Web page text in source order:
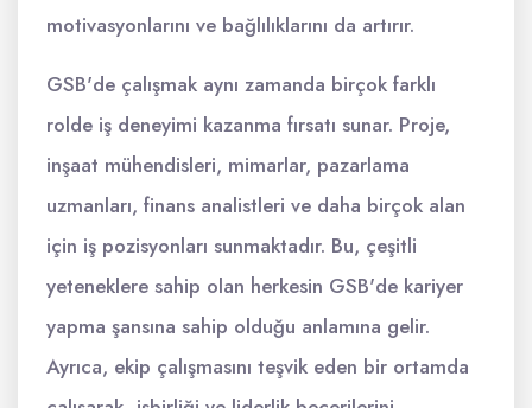
motivasyonlarını ve bağlılıklarını da artırır.
GSB'de çalışmak aynı zamanda birçok farklı
rolde iş deneyimi kazanma fırsatı sunar. Proje,
inşaat mühendisleri, mimarlar, pazarlama
uzmanları, finans analistleri ve daha birçok alan
için iş pozisyonları sunmaktadır. Bu, çeşitli
yeteneklere sahip olan herkesin GSB'de kariyer
yapma şansına sahip olduğu anlamına gelir.
Ayrıca, ekip çalışmasını teşvik eden bir ortamda